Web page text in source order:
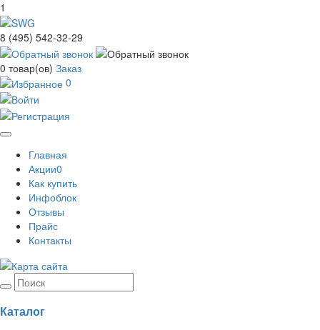
1
8 (495) 542-32-29
0 товар(ов) Заказ
0
Toggle
navigation
Главная
Акции0
Как купить
Инфоблок
Отзывы
Прайс
Контакты
Каталог